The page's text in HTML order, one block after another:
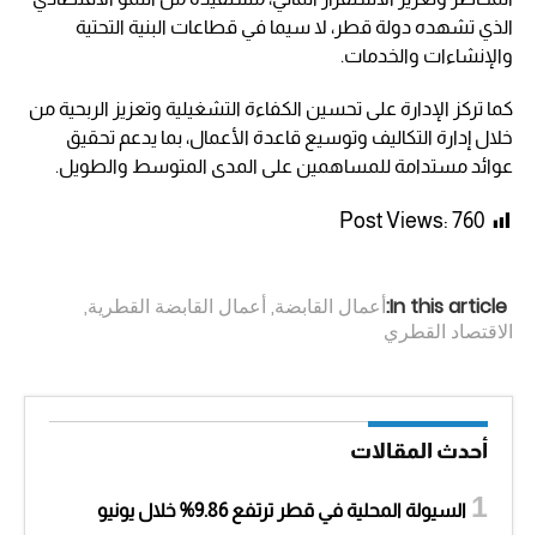
الذي تشهده دولة قطر، لا سيما في قطاعات البنية التحتية
والإنشاءات والخدمات.
كما تركز الإدارة على تحسين الكفاءة التشغيلية وتعزيز الربحية من
خلال إدارة التكاليف وتوسيع قاعدة الأعمال، بما يدعم تحقيق
عوائد مستدامة للمساهمين على المدى المتوسط والطويل.
Post Views: 760
In this article:أعمال القابضة,أعمال القابضة القطرية,
الاقتصاد القطري
أحدث المقالات
السيولة المحلية في قطر ترتفع 9.86% خلال يونيو